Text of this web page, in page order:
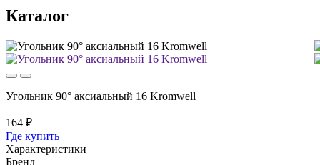
Каталог
Угольник 90° аксиальный 16 Kromwell
164 ₽
Где купить
Характеристики
Бренд